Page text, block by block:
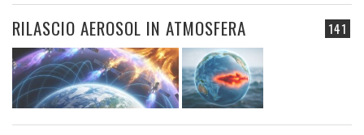
141
RILASCIO AEROSOL IN ATMOSFERA